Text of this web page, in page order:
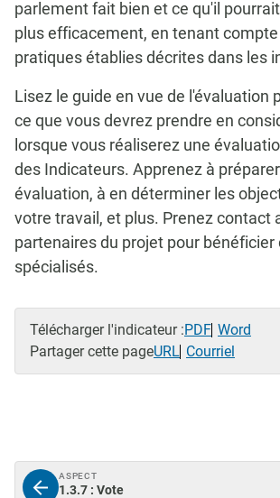
parlement fait bien et ce qu'il
plus efficacement, en tenant
pratiques établies décrites dans les
Lisez le guide en vue de l'évaluation
ce que vous devrez prendre en
lorsque vous réaliserez une
des Indicateurs. Apprenez à
évaluation, à en déterminer les
votre travail, et plus. Prenez contact
partenaires du projet pour bénéficier
spécialisés.
Télécharger l'indicateur :PDF Word
Partager cette pageURL Courriel
ASPECT
1.3.7 : Vote